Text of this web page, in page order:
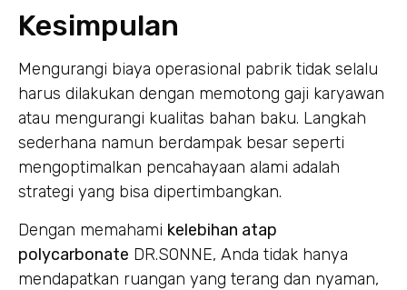
Kesimpulan
Mengurangi biaya operasional pabrik tidak selalu
harus dilakukan dengan memotong gaji karyawan
atau mengurangi kualitas bahan baku. Langkah
sederhana namun berdampak besar seperti
mengoptimalkan pencahayaan alami adalah
strategi yang bisa dipertimbangkan.
Dengan memahami kelebihan atap
polycarbonate DR.SONNE, Anda tidak hanya
mendapatkan ruangan yang terang dan nyaman,